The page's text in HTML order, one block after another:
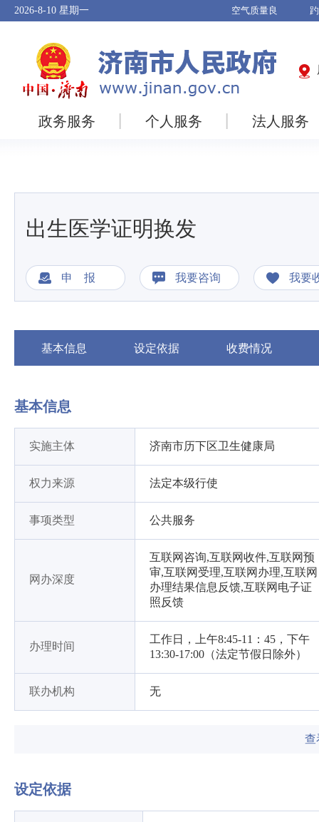
2026-8-10 星期一
政务服务 个人服务 法人服务
出生医学证明换发
申 报 我要咨询 我要
基本信息 设定依据 收费情况
基本信息
实施主体 济南市历下区卫生健康局
权力来源 法定本级行使
事项类型 公共服务
网办深度
互联网咨询,互联网收件,互联网预
审,互联网受理,互联网办理,互联网
办理结果信息反馈,互联网电子证
照反馈
办理时间
工作日，上午8:45-11：45，下午
13:30-17:00（法定节假日除外）
联办机构 无
查
设定依据